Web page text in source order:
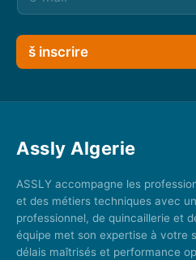
š inscrire
Assly Algerie
ASSLY accompagne les
et des métiers techniques avec
professionnel, de quincaillerie et
équipe met son expertise à votre
délais maîtrisés et performance